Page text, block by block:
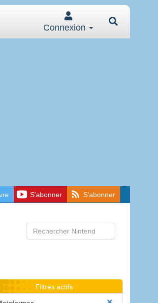
Connexion
S'abonner S'abonner
Filtres actifs